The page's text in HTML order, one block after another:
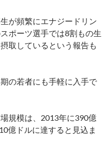
が頻繁にエナジードリン
ポーツ選手では8割もの生
取しているという報告も
の若者にも手軽に入手で
規模は、2013年に390億
億ドルに達すると見込ま